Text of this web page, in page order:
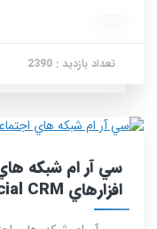
تعداد بازدید : 2390
سي آر ام شبکه
افزارهاي Social CRM